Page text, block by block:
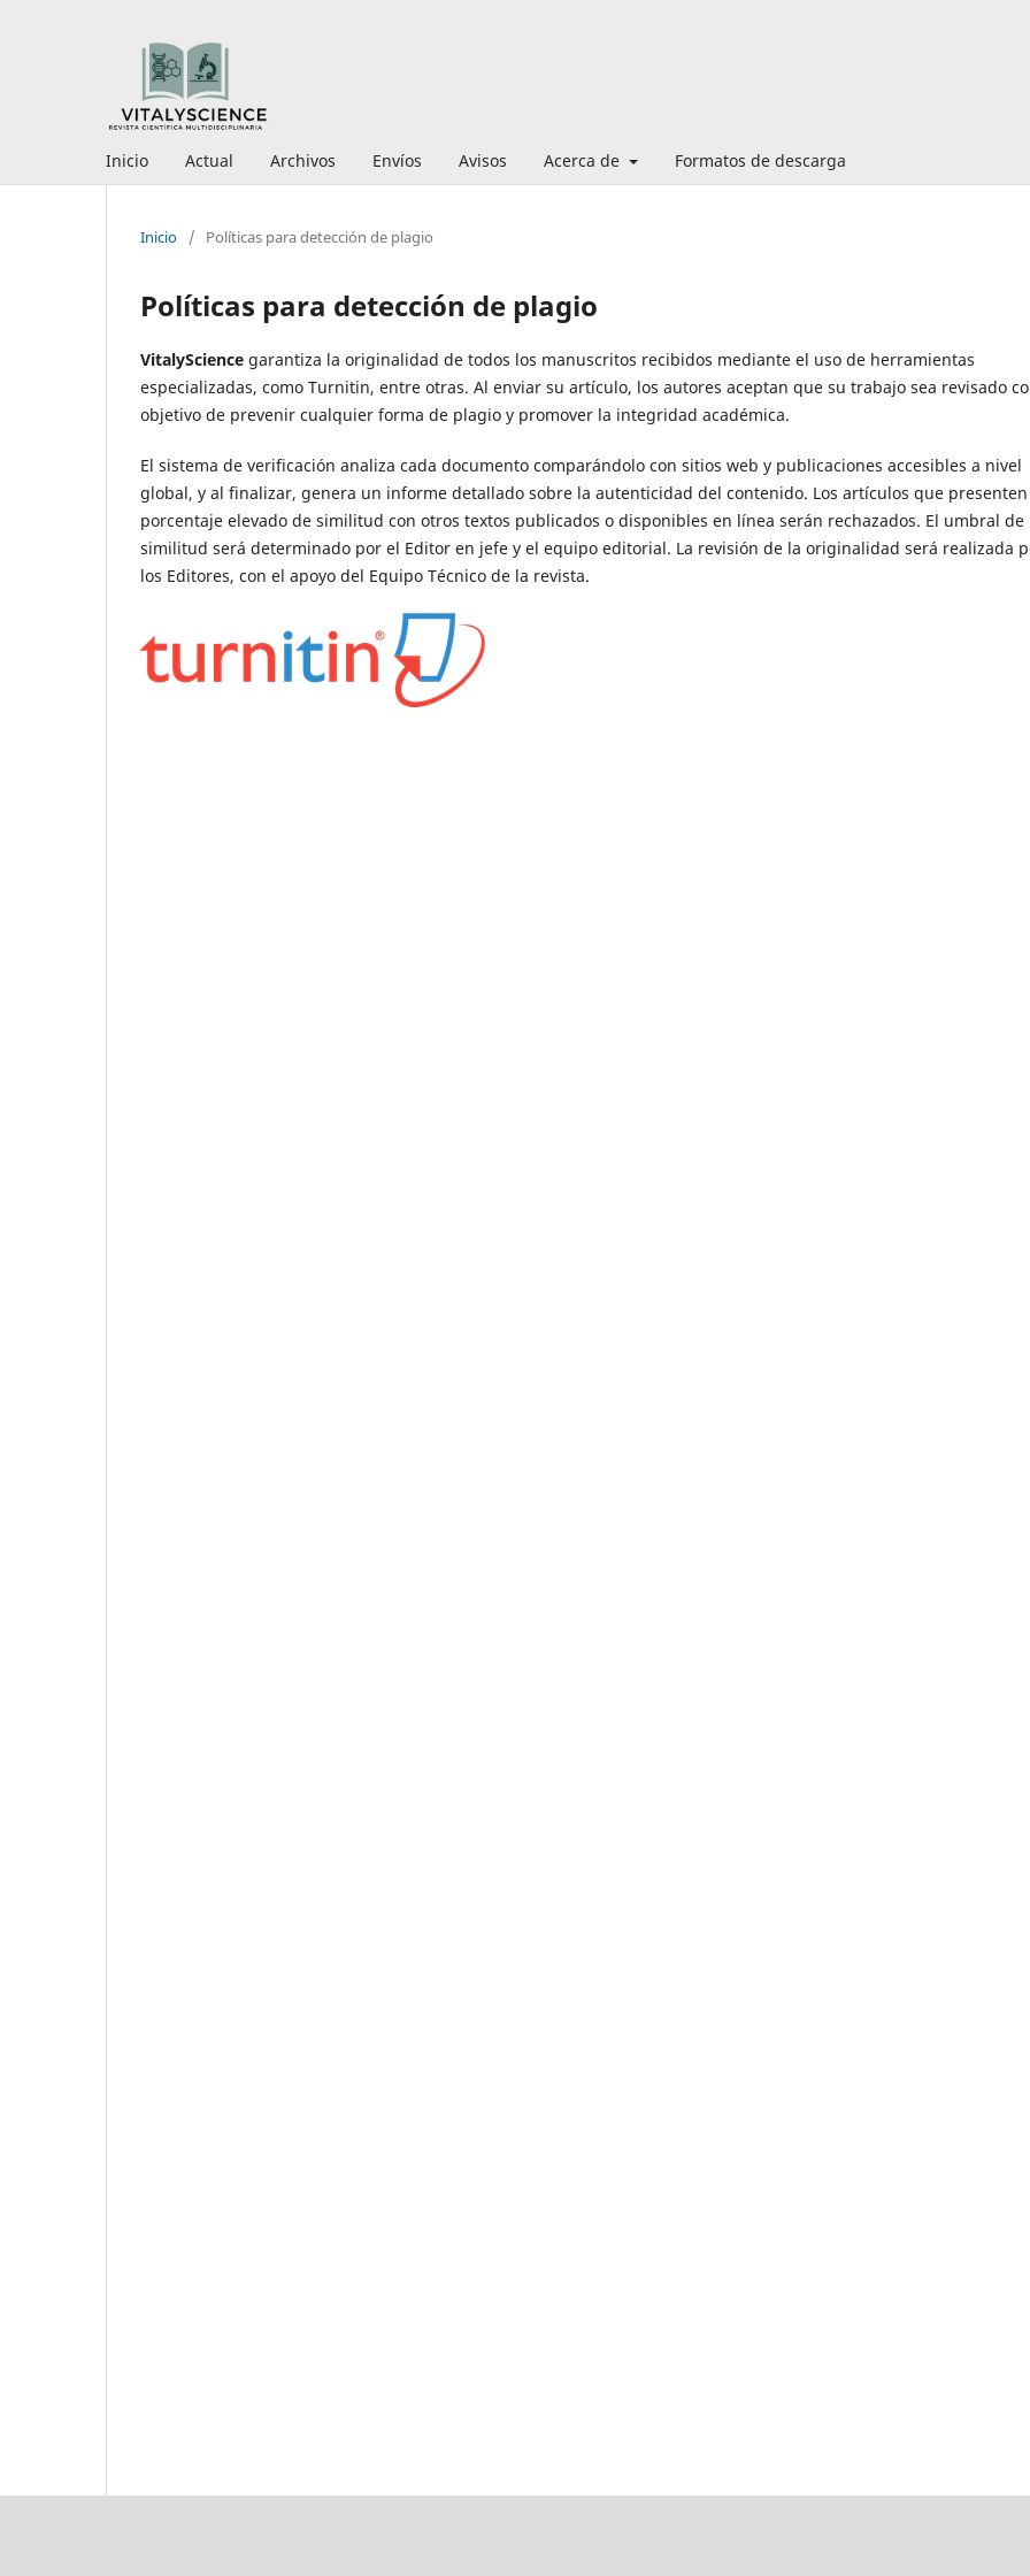
Inicio Actual Archivos Envíos Avisos Acerca de Formatos de descarga
Inicio / Políticas para detección de plagio
Políticas para detección de plagio
VitalyScience garantiza la originalidad de todos los manuscritos recibidos mediante el uso de herramientas
especializadas, como Turnitin, entre otras. Al enviar su artículo, los autores aceptan que su trabajo sea revisado
objetivo de prevenir cualquier forma de plagio y promover la integridad académica.
El sistema de verificación analiza cada documento comparándolo con sitios web y publicaciones accesibles a nivel
global, y al finalizar, genera un informe detallado sobre la autenticidad del contenido. Los artículos que
porcentaje elevado de similitud con otros textos publicados o disponibles en línea serán rechazados. El umbral de
similitud será determinado por el Editor en jefe y el equipo editorial. La revisión de la originalidad será realizada
los Editores, con el apoyo del Equipo Técnico de la revista.